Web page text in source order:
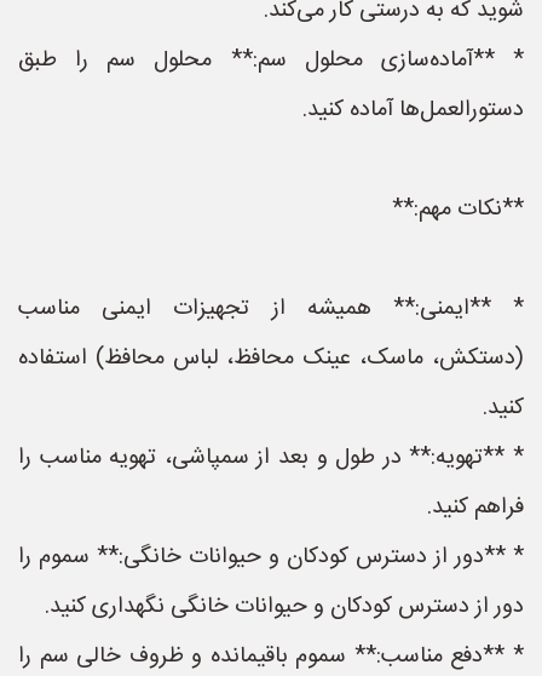
شوید که به درستی کار می‌کند.
* **آماده‌سازی محلول سم:** محلول سم را طبق
دستورالعمل‌ها آماده کنید.
**نکات مهم:**
* **ایمنی:** همیشه از تجهیزات ایمنی مناسب
(دستکش، ماسک، عینک محافظ، لباس محافظ) استفاده
کنید.
* **تهویه:** در طول و بعد از سمپاشی، تهویه مناسب را
فراهم کنید.
* **دور از دسترس کودکان و حیوانات خانگی:** سموم را
دور از دسترس کودکان و حیوانات خانگی نگهداری کنید.
* **دفع مناسب:** سموم باقیمانده و ظروف خالی سم را